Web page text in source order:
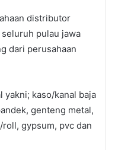
distributor
pulau jawa
dari perusahaan
yakni; kaso/kanal baja
genteng metal,
gypsum, pvc dan